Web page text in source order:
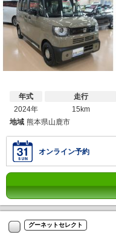
年式
2024年
走行
15km
地域 熊本県山鹿市
オンライン予約
グーネットセレクト